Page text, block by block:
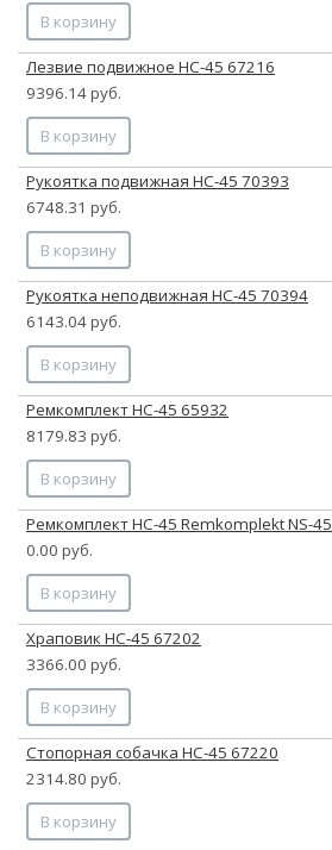
В корзину
Лезвие подвижное НС-45 67216
9396.14 руб.
В корзину
Рукоятка подвижная НС-45 70393
6748.31 руб.
В корзину
Рукоятка неподвижная НС-45 70394
6143.04 руб.
В корзину
Ремкомплект НС-45 65932
8179.83 руб.
В корзину
Ремкомплект НС-45 Remkomplekt NS-45
0.00 руб.
В корзину
Храповик НС-45 67202
3366.00 руб.
В корзину
Стопорная собачка НС-45 67220
2314.80 руб.
В корзину